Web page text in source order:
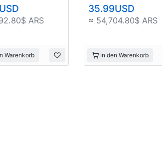
ARS
Warenkorb
35.99USD
≈ 54,704.80$ ARS
In den Warenkorb